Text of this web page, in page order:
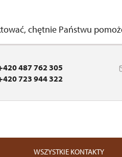
chętnie Państwu
487 762 305
723 944 322
WSZYSTKIE KONTAKTY